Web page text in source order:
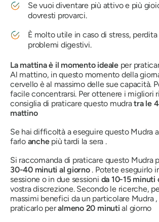
Se vuoi diventare più attivo e più
dovresti provarci.
È molto utile in caso di stress,
problemi digestivi.
La mattina è il momento idealeper
Al mattino, in questo momento della
cervello è al massimo delle sue capacità.
facile concentrarsi. Per ottenere i migliori
consiglia di praticare questo mudratra le
mattino
Se hai difficoltà a eseguire questo Mudra
farlo anchepiù tardi la sera .
Si raccomanda di praticare questo Mudra
30-40 minuti al giorno. Potete eseguirlo
sessione o in due sessioni da 10-15 minuti
vostra discrezione. Secondo le ricerche,
massimi benefici da un particolare Mudra,
praticarlo peralmeno 20 minuti al giorno